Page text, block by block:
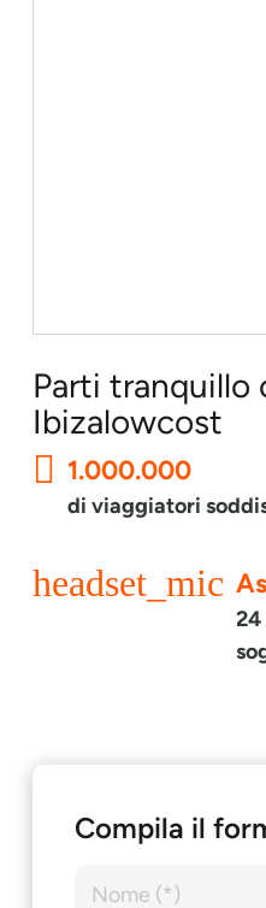
Parti tranquillo
Ibizalowcost
1.000.000
di viaggiatori
headset_mic
24
Compila il